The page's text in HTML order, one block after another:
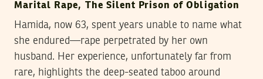
Marital Rape, The Silent Prison of Obligation
Hamida, now 63, spent years unable to name what
she endured—rape perpetrated by her own
husband. Her experience, unfortunately far from
rare, highlights the deep-seated taboo around